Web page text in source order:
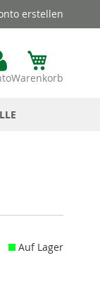
erstellen
Warenkorb
Auf Lager